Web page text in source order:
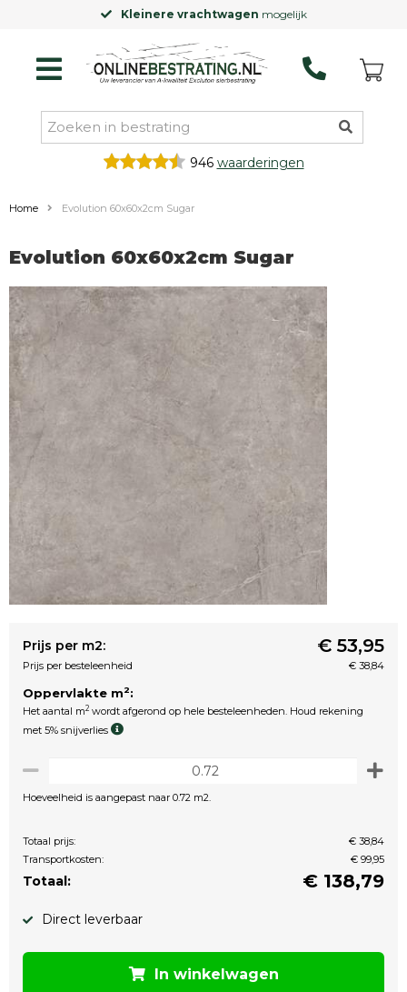
Kleinere vrachtwagen mogelijk
946 waarderingen
Home Evolution 60x60x2cm Sugar
Evolution 60x60x2cm Sugar
Prijs per m2: € 53,95
Prijs per besteleenheid € 38,84
Oppervlakte m2:
Het aantal m2 wordt afgerond op hele besteleenheden. Houd rekening
met 5% snijverlies
Hoeveelheid is aangepast naar 0.72 m2.
Totaal prijs:
€ 38,84
Transportkosten:
€ 99,95
Totaal: € 138,79
Direct leverbaar
In winkelwagen